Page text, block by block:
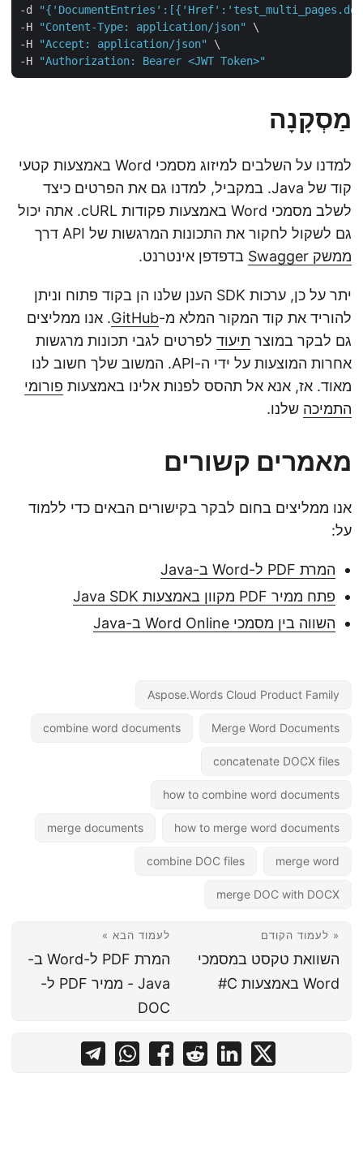
-d
-H "Content-Type: application/json" \
-H "Accept: application/json" \
-H "Authorization: Bearer <JWT Token>"
מַסְקָנָה
למדנו על השלבים למיזוג מסמכי Word באמצעות קטעי
קוד של Java. במקביל, למדנו גם את הפרטים כיצד
לשלב מסמכי Word באמצעות פקודות cURL. אתה יכול
גם לשקול לחקור את התכונות המרגשות של API דרך
ממשק Swagger
בדפדפן אינטרנט.
יתר על כן, ערכות SDK הענן שלנו הן בקוד פתוח וניתן
להוריד את קוד המקור המלא מ-GitHub. אנו ממליצים
גם לבקר במוצרתיעודלפרטים לגבי תכונות מרגשות
אחרות המוצעות על ידי ה-API. המשוב שלך חשוב לנו
מאוד. אז, אנא אל תהסס לפנות אלינו באמצעותפורומי
התמיכהשלנו.
מאמרים קשורים
אנו ממליצים בחום לבקר בקישורים הבאים כדי ללמוד
על:
המרת PDF ל-Word ב-Java
פתח ממיר PDF מקוון באמצעות Java SDK
השווה בין מסמכי Word Online ב-Java
Aspose.Words Cloud Product Family
Merge Word Documents
combine word documents
concatenate DOCX files
how to combine word documents
how to merge word documents
merge documents
merge word
combine DOC files
merge DOC with DOCX
« לעמוד הקודם
השוואת טקסט במסמכי
Word באמצעות C#
לעמוד הבא »
המרת PDF ל-Word ב-
Java - ממיר PDF ל-
DOC